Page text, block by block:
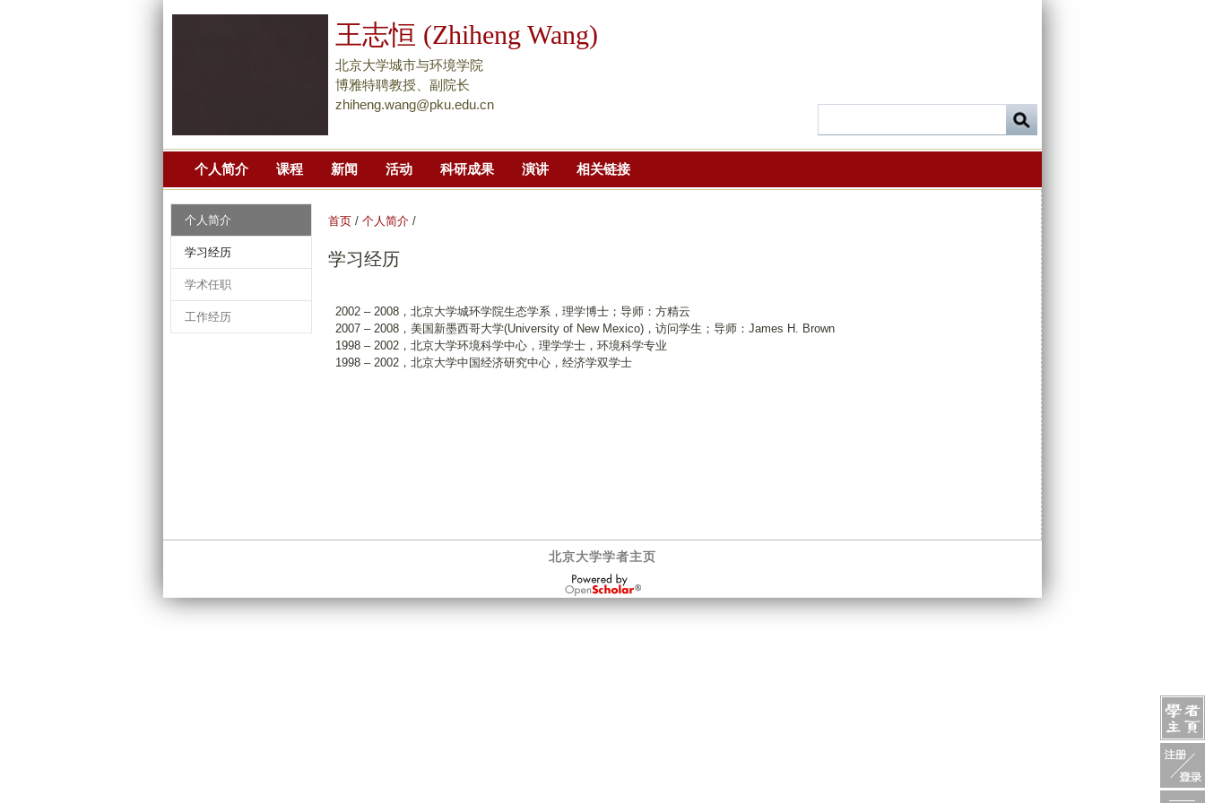
转
主
要
王志恒 (Zhiheng Wang)
北京大学城市与环境学院
博雅特聘教授、副院长
zhiheng.wang@pku.edu.cn
个人简介 课程 新闻 活动 科研成果 演讲 相关链接
首页 / 个人简介 /
学习经历
2002 – 2008，北京大学城环学院生态学系，理学博士；导师：方精云
2007 – 2008，美国新墨西哥大学(University of New Mexico)，访问学生；导师：James H. Brown
1998 – 2002，北京大学环境科学中心，理学学士，环境科学专业
1998 – 2002，北京大学中国经济研究中心，经济学双学士
个人简介
学习经历
学术任职
工作经历
北京大学学者主页
OpenScholar